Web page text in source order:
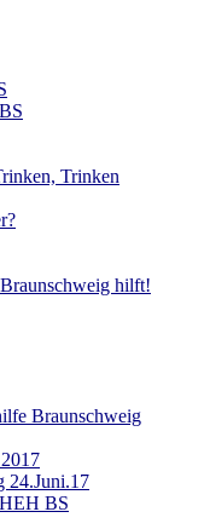
Trinken
hilft!
Braunschweig
24.Juni.17
BS